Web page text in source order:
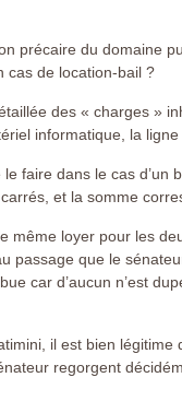
précaire du domaine
cas de location-bail ?
des « charges »
informatique, la
le faire dans le cas d’un
et la somme
même loyer pour les
passage que le
car d’aucun n’est
il est bien légitime
regorgent